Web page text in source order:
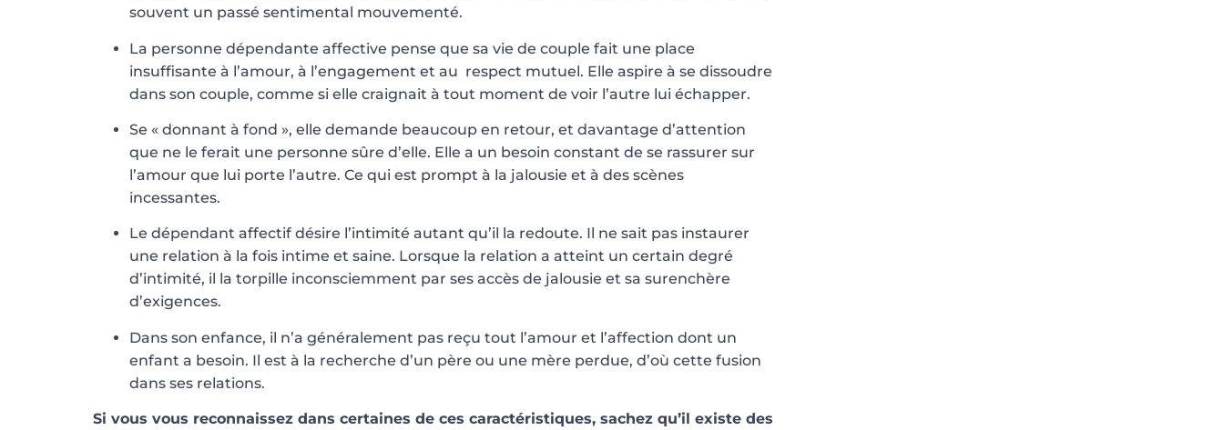
souvent un passé sentimental mouvementé.
La personne dépendante affective pense que sa vie de couple fait une place
insuffisante à l’amour, à l’engagement et au respect mutuel. Elle aspire à se dissoudre
dans son couple, comme si elle craignait à tout moment de voir l’autre lui échapper.
Se « donnant à fond », elle demande beaucoup en retour, et davantage d’attention
que ne le ferait une personne sûre d’elle. Elle a un besoin constant de se rassurer sur
l’amour que lui porte l’autre. Ce qui est prompt à la jalousie et à des scènes
incessantes.
Le dépendant affectif désire l’intimité autant qu’il la redoute. Il ne sait pas instaurer
une relation à la fois intime et saine. Lorsque la relation a atteint un certain degré
d’intimité, il la torpille inconsciemment par ses accès de jalousie et sa surenchère
d’exigences.
Dans son enfance, il n’a généralement pas reçu tout l’amour et l’affection dont un
enfant a besoin. Il est à la recherche d’un père ou une mère perdue, d’où cette fusion
dans ses relations.
Si vous vous reconnaissez dans certaines de ces caractéristiques, sachez qu’il existe des